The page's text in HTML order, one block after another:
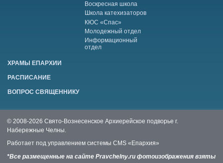
Воскресная школа
Школа катехизаторов
КЮС «Спас»
Молодежный отдел
Информационный
отдел
ХРАМЫ ЕПАРХИИ
РАСПИСАНИЕ
ВОПРОС СВЯЩЕННИКУ
© 2008-2026 Свято-Вознесенское Архиерейское подворье г.
Набережные Челны.
Работает под управлением системы CMS «Епархия»
*Все размещенные на сайте Pravchelny.ru фотоизображения взяты